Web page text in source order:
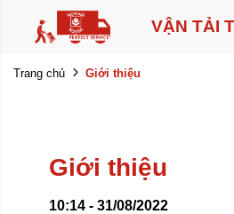
VẬN TẢI
Trang chủ Giới thiệu
Giới thiệu
10:14 - 31/08/2022